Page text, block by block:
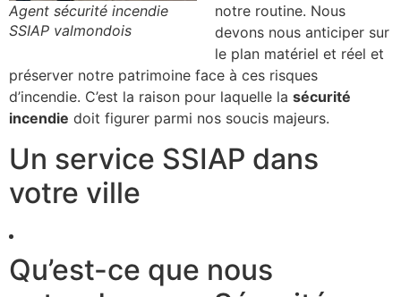
Agent sécurité incendie
SSIAP valmondois
notre routine. Nous
devons nous anticiper sur
le plan matériel et réel et
préserver notre patrimoine face à ces risques
d’incendie. C’est la raison pour laquelle la sécurité
incendie doit figurer parmi nos soucis majeurs.
Un service SSIAP dans
votre ville
Qu’est-ce que nous